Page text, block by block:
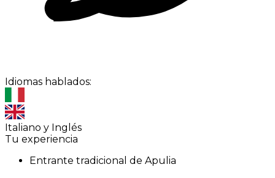
Idiomas hablados:
Italiano y Inglés
Tu experiencia
Entrante tradicional de Apulia